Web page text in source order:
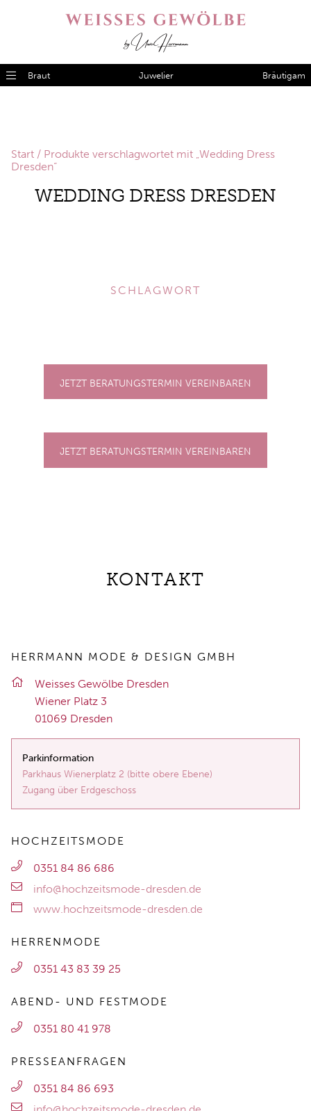
Braut Juwelier Bräutigam
Start / Produkte verschlagwortet mit „Wedding Dress
Dresden“
WEDDING DRESS DRESDEN
SCHLAGWORT
JETZT BERATUNGSTERMIN VEREINBAREN
JETZT BERATUNGSTERMIN VEREINBAREN
KONTAKT
HERRMANN MODE & DESIGN GMBH
Weis­ses Ge­wöl­be Dres­den
Wie­ner Platz 3
01069 Dres­den
Parkinformation
Parkhaus Wienerplatz 2 (bitte obere Ebene)
Zugang über Erdgeschoss
HOCHZEITSMODE
0351 84 86 686
info@hochzeitsmode-dresden.de
www.hochzeitsmode-dresden.de
HERRENMODE
0351 43 83 39 25
ABEND- UND FESTMODE
0351 80 41 978
PRESSEANFRAGEN
0351 84 86 693